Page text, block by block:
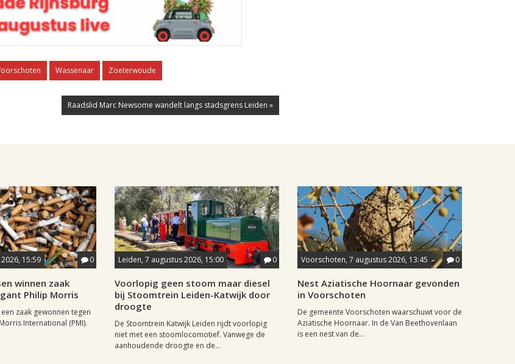
Wassenaar Zoeterwoude
Raadslid Marc Newsome wandelt langs stadsgrens Leiden »
15:59 0
winnen zaak
Philip Morris
zaak gewonnen tegen
International (PMI).
Leiden, 7 augustus 2026, 15:00 0
Voorlopig geen stoom maar diesel
bij Stoomtrein Leiden-Katwijk door
droogte
De Stoomtrein Katwijk Leiden rijdt voorlopig
niet met een stoomlocomotief. Vanwege de
aanhoudende droogte en de...
Voorschoten, 7 augustus 2026, 13:45 0
Nest Aziatische Hoornaar gevonden
in Voorschoten
De gemeente Voorschoten waarschuwt voor de
Aziatische Hoornaar. In de Van Beethovenlaan
is een nest van de...